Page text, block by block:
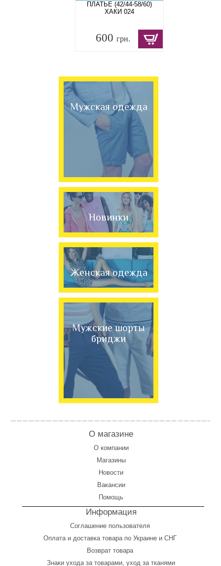
ПЛАТЬЕ (42/44-58/60)
ХАКИ 024
600 грн.
Мужская одежда
Новинки
Женская одежда
Мужские шорты
бриджи
О магазине
О компании
Магазины
Новости
Вакансии
Помощь
Информация
Соглашение пользователя
Оплатаи доставка товара по Украине и СНГ
Возврат товара
Знаки ухода за товарами, уход за тканями